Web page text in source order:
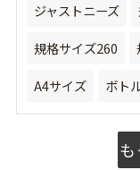
ジャストニーズ
規格サイズ260
A4サイズ
ボト